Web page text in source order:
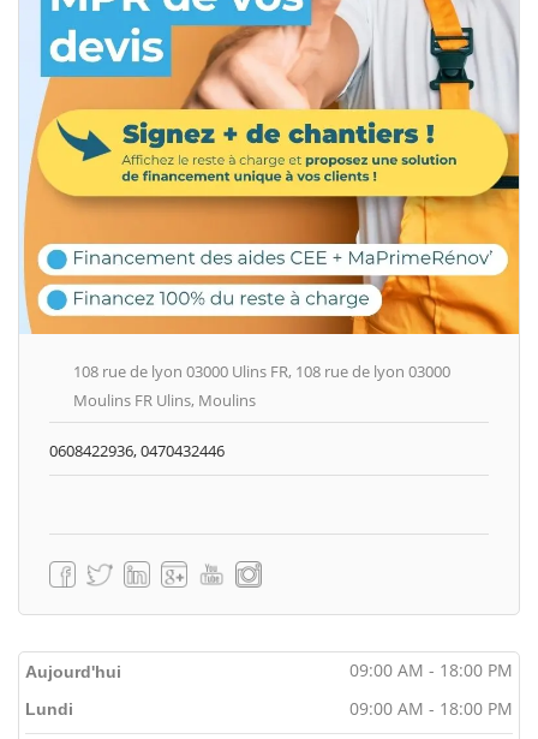
108 rue de lyon 03000 Ulins FR, 108 rue de lyon 03000
Moulins FR Ulins, Moulins
0608422936, 0470432446
Aujourd'hui 09:00 AM - 18:00 PM
Lundi 09:00 AM - 18:00 PM